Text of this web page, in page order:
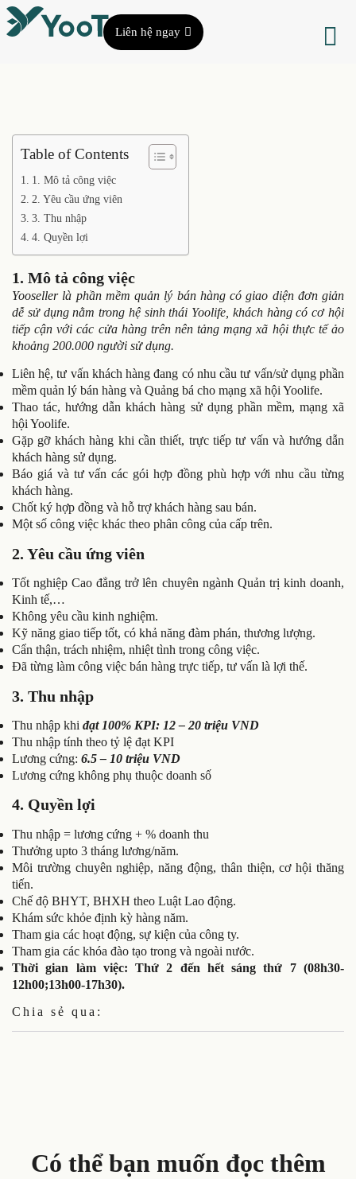
Liên hệ ngay
Table of Contents
1. Mô tả công việc
2. Yêu cầu ứng viên
3. Thu nhập
4. Quyền lợi
1. Mô tả công việc
Yooseller là phần mềm quản lý bán hàng có giao diện đơn giản
dễ sử dụng nằm trong hệ sinh thái Yoolife, khách hàng có cơ hội
tiếp cận với các cửa hàng trên nên tảng mạng xã hội thực tế ảo
khoảng 200.000 người sử dụng.
Liên hệ, tư vấn khách hàng đang có nhu cầu tư vấn/sử dụng phần
mềm quản lý bán hàng và Quảng bá cho mạng xã hội Yoolife.
Thao tác, hướng dẫn khách hàng sử dụng phần mềm, mạng xã
hội Yoolife.
Gặp gỡ khách hàng khi cần thiết, trực tiếp tư vấn và hướng dẫn
khách hàng sử dụng.
Báo giá và tư vấn các gói hợp đồng phù hợp với nhu cầu từng
khách hàng.
Chốt ký hợp đồng và hỗ trợ khách hàng sau bán.
Một số công việc khác theo phân công của cấp trên.
2. Yêu cầu ứng viên
Tốt nghiệp Cao đẳng trở lên chuyên ngành Quản trị kinh doanh,
Kinh tế,…
Không yêu cầu kinh nghiệm.
Kỹ năng giao tiếp tốt, có khả năng đàm phán, thương lượng.
Cẩn thận, trách nhiệm, nhiệt tình trong công việc.
Đã từng làm công việc bán hàng trực tiếp, tư vấn là lợi thế.
3. Thu nhập
Thu nhập khi đạt 100% KPI: 12 – 20 triệu VND
Thu nhập tính theo tỷ lệ đạt KPI
Lương cứng: 6.5 – 10 triệu VND
Lương cứng không phụ thuộc doanh số
4. Quyền lợi
Thu nhập = lương cứng + % doanh thu
Thưởng upto 3 tháng lương/năm.
Môi trường chuyên nghiệp, năng động, thân thiện, cơ hội thăng
tiến.
Chế độ BHYT, BHXH theo Luật Lao động.
Khám sức khỏe định kỳ hàng năm.
Tham gia các hoạt động, sự kiện của công ty.
Tham gia các khóa đào tạo trong và ngoài nước.
Thời gian làm việc: Thứ 2 đến hết sáng thứ 7 (08h30-
12h00;13h00-17h30).
Chia sẻ qua:
Có thể bạn muốn đọc thêm